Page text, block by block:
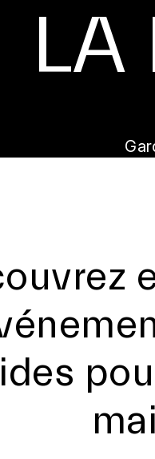
LA